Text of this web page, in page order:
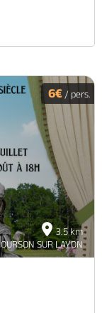
3.5 km
SUR LAYON
6€ / pers.